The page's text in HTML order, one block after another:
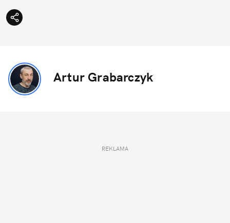
Artur Grabarczyk
REKLAMA